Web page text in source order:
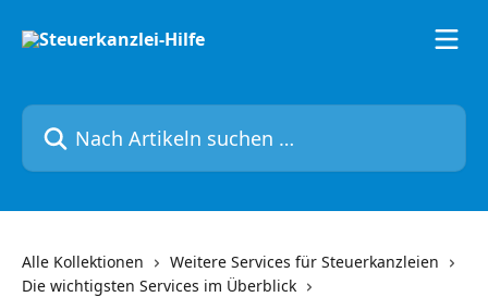
Nach Artikeln suchen …
Alle Kollektionen
Weitere Services für Steuerkanzleien
Die wichtigsten Services im Überblick